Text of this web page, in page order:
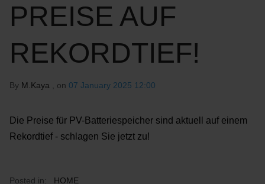
PREISE AUF
REKORDTIEF!
By M.Kaya , on 07 January 2025 12:00
Die Preise für PV-Batteriespeicher sind aktuell auf einem
Rekordtief - schlagen Sie jetzt zu!
Posted in: HOME